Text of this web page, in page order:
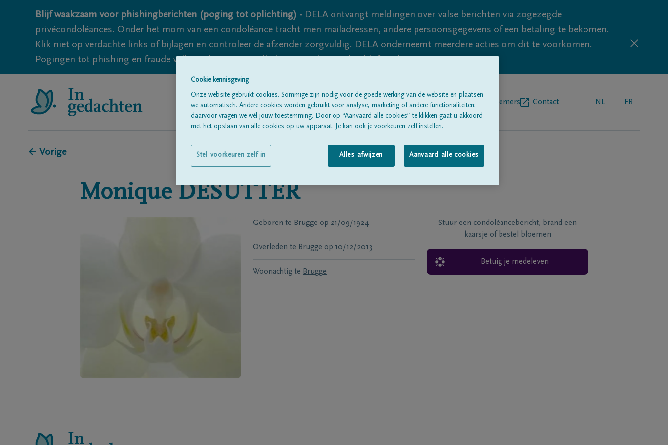
Blijf waakzaam voor phishingberichten (poging tot oplichting) - DELA ontvangt meldingen over valse berichten via zogezegde
privécondoléances. Onder het mom van een condoléance tracht men mailadressen, andere persoonsgegevens of een betaling te bekomen.
Klik niet op verdachte links of bijlagen en controleer de afzender zorgvuldig. DELA onderneemt meerdere acties om dit te voorkomen.
Pogingen tot phishing en fraude vallen echter nooit volledig uit te sluiten, dus blijf waakzaam.
Alle rouwberichtenOver onsBegrafenisondernemers Contact NL FR
← Vorige
Monique DESUTTER
Geboren te Brugge op 21/09/1924
Overleden te Brugge op 10/12/2013
Woonachtig te Brugge
Stuur een condoléancebericht, brand een
kaarsje of bestel bloemen
Betuig je medeleven
Cookie kennisgeving
Onze website gebruikt cookies. Sommige zijn nodig voor de goede werking van de website en plaatsen
we automatisch. Andere cookies worden gebruikt voor analyse, marketing of andere functionaliteiten;
daarvoor vragen we wél jouw toestemming. Door op “Aanvaard alle cookies” te klikken gaat u akkoord
met het opslaan van alle cookies op uw apparaat. Je kan ook je voorkeuren zelf instellen.
Alles afwijzen Aanvaard alle cookies
Stel voorkeuren zelf in